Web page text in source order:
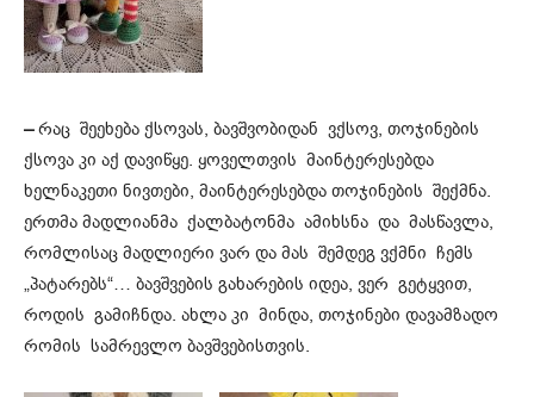
–რაც შეეხება ქსოვას, ბავშვობიდან ვქსოვ, თოჯინების
ქსოვა კი აქ დავიწყე. ყოველთვის მაინტერესებდა
ხელნაკეთი ნივთები, მაინტერესებდა თოჯინების შექმნა.
ერთმა მადლიანმა ქალბატონმა ამიხსნა და მასწავლა,
რომლისაც მადლიერი ვარ და მას შემდეგ ვქმნი ჩემს
„პატარებს“… ბავშვების გახარების იდეა, ვერ გეტყვით,
როდის გამიჩნდა. ახლა კი მინდა, თოჯინები დავამზადო
რომის სამრევლო ბავშვებისთვის.